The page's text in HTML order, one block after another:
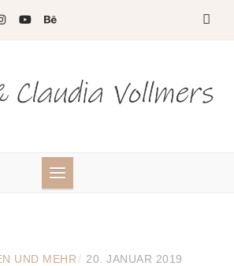
UND MEHR / 20. JANUAR 2019